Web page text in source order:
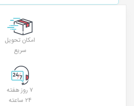
امکان تحویل
سریع
۷ روز هفته
۲۴ ساعته